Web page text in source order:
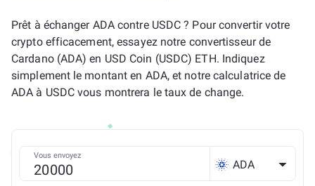
Prêt à échanger ADA contre USDC ? Pour convertir votre
crypto efficacement, essayez notre convertisseur de
Cardano (ADA) en USD Coin (USDC) ETH. Indiquez
simplement le montant en ADA, et notre calculatrice de
ADA à USDC vous montrera le taux de change.
Vous envoyez
ADA